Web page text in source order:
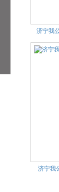
济宁我
济宁我